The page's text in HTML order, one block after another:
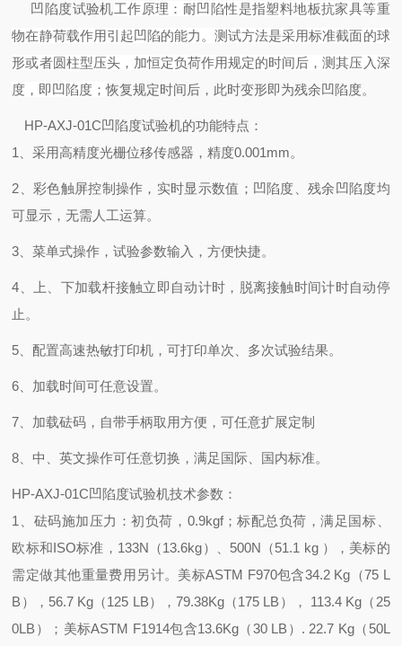
凹陷度试验机工作原理：耐凹陷性是指塑料地板抗家具等重
物在静荷载作用引起凹陷的能力。测试方法是采用标准截面的球
形或者圆柱型压头，加恒定负荷作用规定的时间后，测其压入深
度，即凹陷度；恢复规定时间后，此时变形即为残余凹陷度。
HP-AXJ-01C凹陷度试验机的功能特点：
1、采用高精度光栅位移传感器，精度0.001mm。
2、彩色触屏控制操作，实时显示数值；凹陷度、残余凹陷度均
可显示，无需人工运算。
3、菜单式操作，试验参数输入，方便快捷。
4、上、下加载杆接触立即自动计时，脱离接触时间计时自动停
止。
5、配置高速热敏打印机，可打印单次、多次试验结果。
6、加载时间可任意设置。
7、加载砝码，自带手柄取用方便，可任意扩展定制
8、中、英文操作可任意切换，满足国际、国内标准。
HP-AXJ-01C凹陷度试验机技术参数：
1、砝码施加压力：初负荷，0.9kgf；标配总负荷，满足国标、
欧标和ISO标准 ， 133N（13.6kg）、500N（51.1 kg ），美标的
需定做其他重量费用另计。美标ASTM F970包含34.2 Kg（75 L
B），56.7 Kg（125 LB），79.38Kg（175 LB）， 113.4 Kg（25
0LB）；美标ASTM F1914包含13.6Kg（30 LB）. 22.7 Kg（50L